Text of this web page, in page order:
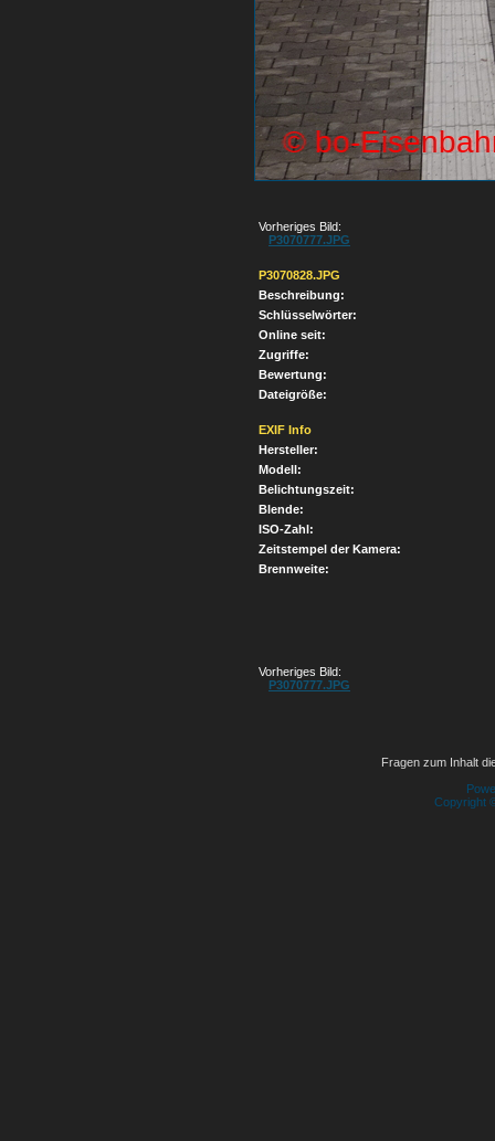
Vorheriges Bild:
P3070777.JPG
P3070828.JPG
Beschreibung:
Schlüsselwörter:
Online seit:
Zugriffe:
Bewertung:
Dateigröße:
EXIF Info
Hersteller:
Modell:
Belichtungszeit:
Blende:
ISO-Zahl:
Zeitstempel der Kamera:
Brennweite:
Vorheriges Bild:
P3070777.JPG
Fragen zum Inhalt
Copyright